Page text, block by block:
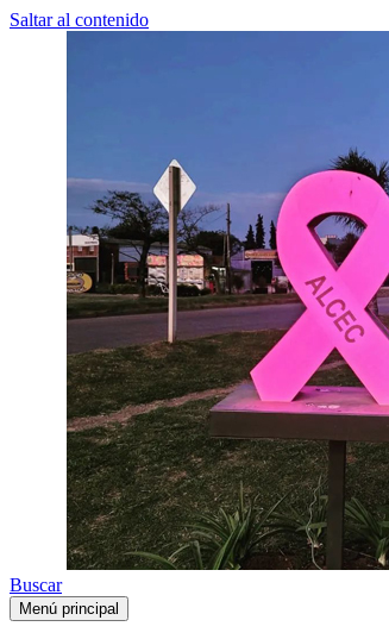
Saltar al contenido
Buscar
Menú principal